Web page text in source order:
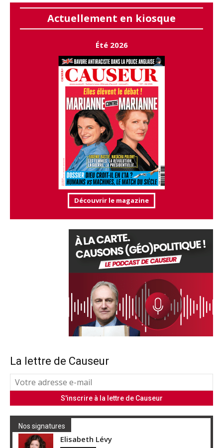
Actuellement en kiosque
Été 2026
Découvrir le magazine
La lettre de Causeur
Nos signatures
Elisabeth Lévy